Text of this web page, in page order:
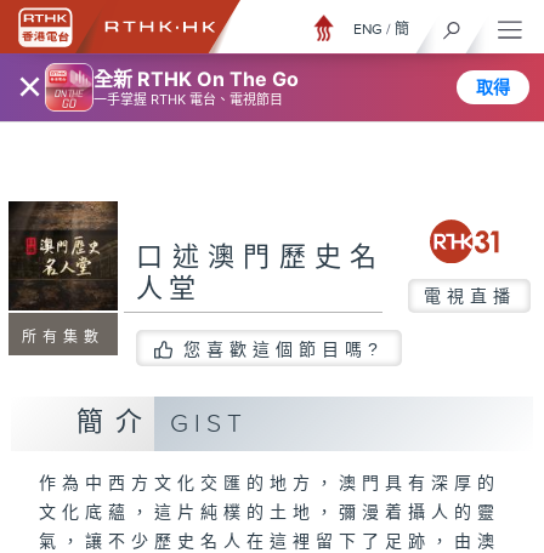
× 全新 RTHK On The Go
一手掌握 RTHK 電台、電視節目
取得
ENG / 簡
所有集數
口述澳門歷史名
人堂
電視直播
您喜歡這個節目嗎?
簡介 GIST
作為中西方文化交匯的地方，澳門具有深厚的
文化底蘊，這片純樸的土地，彌漫着攝人的靈
氣，讓不少歷史名人在這裡留下了足跡，由澳